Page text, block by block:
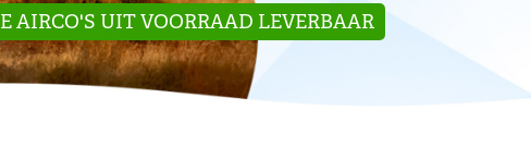
AIRCO'S UIT VOORRAAD LEVERBAAR